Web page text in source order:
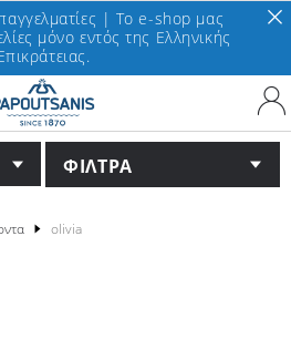
| To e-shop μας
μόνο εντός της Ελληνικής
ΦΙΛΤΡΑ
olivia